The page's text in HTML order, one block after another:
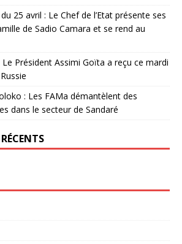
25 avril : Le Chef de l’Etat présente ses
de Sadio Camara et se rend au
Président Assimi Goïta a reçu ce mardi
: Les FAMa démantèlent des
dans le secteur de Sandaré